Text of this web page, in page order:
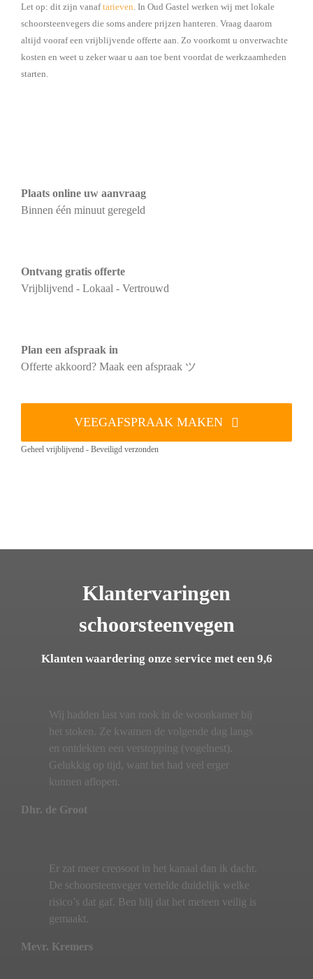
Let op: dit zijn vanaftarieven. In Oud Gastel werken wij met lokale
schoorsteenvegers die soms andere prijzen hanteren. Vraag daarom
altijd vooraf een vrijblijvende offerte aan. Zo voorkomt u onverwachte
kosten en weet u zeker waar u aan toe bent voordat de werkzaamheden
starten.
Plaats online uw aanvraag
Binnen één minuut geregeld
Ontvang gratis offerte
Vrijblijvend - Lokaal - Vertrouwd
Plan een afspraak in
Offerte akkoord? Maak een afspraak ツ
VEEGAFSPRAAK MAKEN
Geheel vrijblijvend - Beveiligd verzonden
Klantervaringen
schoorsteenvegen
Klanten waardering onze service met een 9,6
Wij hadden last van rook in de woonkamer bij
het stoken. Ze kwamen de volgende dag langs
en ontdekten een verstopping (vogelnest).
Gelukkig op tijd, want het had veel erger
kunnen aflopen.
Dhr. de Groot
Er zat meer creosoot in het kanaal dan ik dacht.
De schoorsteenveger vertelde duidelijk welke
risico’s dat gaf. Ben blij dat het meteen veilig is
gemaakt.
Mevr. Kremers